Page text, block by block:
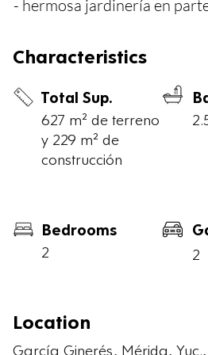
- hermosa jardinería en
- Zona de lavandería con
higo, naranja dulce, yaca.
Totalmente amueblada,
CERCANA A PLAZAS
TRANSPORTE PÚBLICO
CALLE AMPLIA,
Terreno 627 M2
Characteristics
Total Sup.
627 m² de terreno
y 229 m² de
construcción
Bedrooms
2
2
Location
García Ginerés, Mérida,